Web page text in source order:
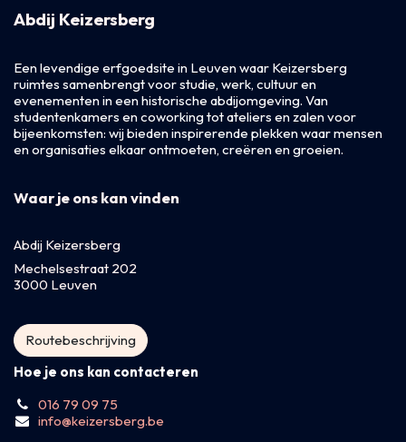
Abdij Keizersberg
Een levendige erfgoedsite in Leuven waar Keizersberg
ruimtes samenbrengt voor studie, werk, cultuur en
evenementen in een historische abdijomgeving. Van
studentenkamers en coworking tot ateliers en zalen voor
bijeenkomsten: wij bieden inspirerende plekken waar mensen
en organisaties elkaar ontmoeten, creëren en groeien.
Waar je ons kan vinden
Abdij Keizersberg
Mechelsestraat 202
3000 Leuven
Routebeschrijving
Hoe je ons kan contacteren
016 79 09 75
info@keizersberg.be